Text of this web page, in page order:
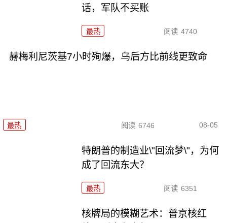
话，军队不买账
最热 阅读 4740
赫梅利尼茨基7小时殉爆，乌后方比前线更致命
最热 阅读 6746 08-05
特朗普的制造业\"回流梦\"，为何
成了回流东大？
最热 阅读 6351
核牌局的模糊艺术：普京核红